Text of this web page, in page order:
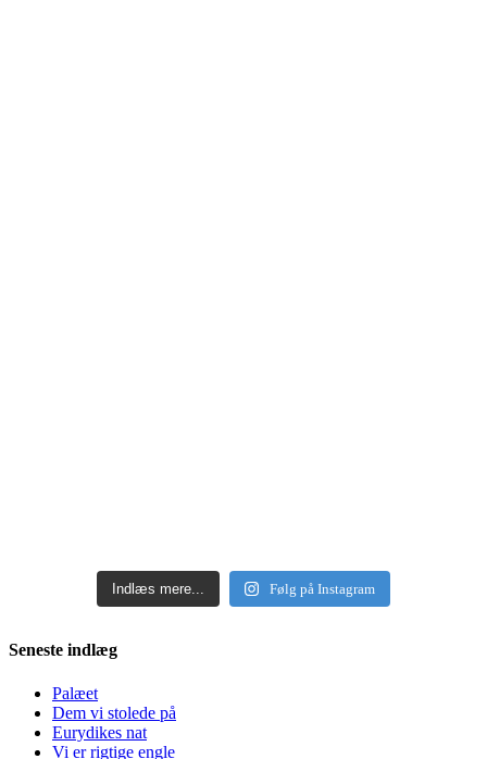
Indlæs mere... Følg på Instagram
Seneste indlæg
Palæet
Dem vi stolede på
Eurydikes nat
Vi er rigtige engle